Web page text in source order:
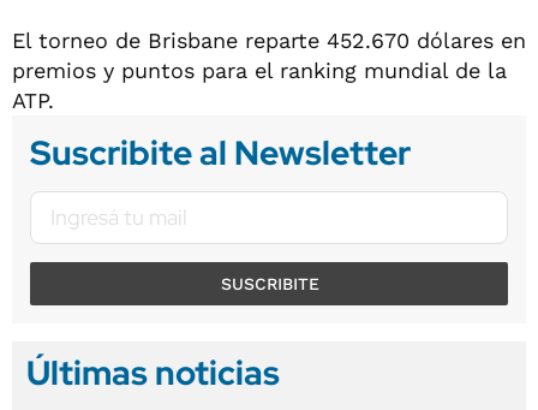
El torneo de Brisbane reparte 452.670 dólares en
premios y puntos para el ranking mundial de la
ATP.
Suscribite al Newsletter
SUSCRIBITE
Últimas noticias